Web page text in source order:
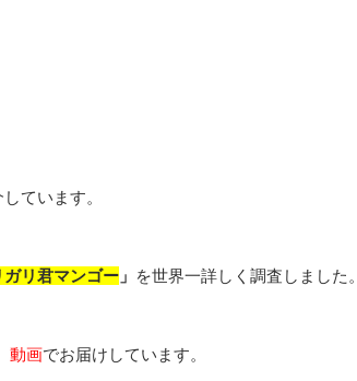
ています。
ガリ君マンゴー 」 を世界一詳しく調査しました。
動画でお届けしています。